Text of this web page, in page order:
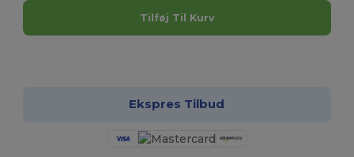
Tilføj Til Kurv
Ekspres Tilbud